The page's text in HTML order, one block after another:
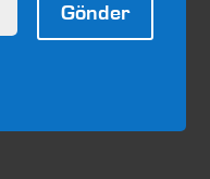
Gönder